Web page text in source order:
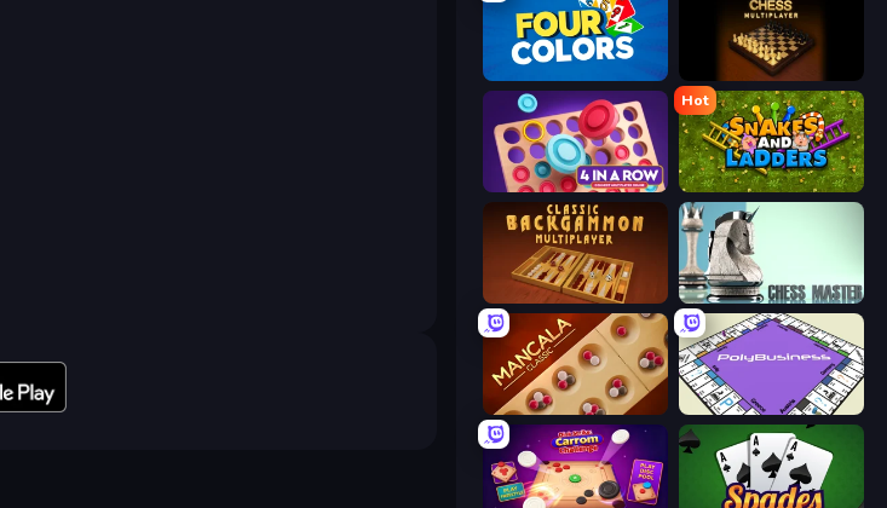
Master Chess
Connect 4 Online Multiplayer
Hot
Snakes and Ladders
Backgammon Online Chess Master
Mancala Classic PolyBusiness (Unofficial Monopoly)